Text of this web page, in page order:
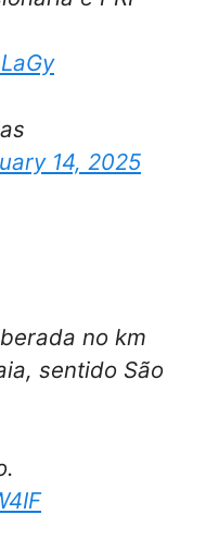
14, 2025
no km
sentido São